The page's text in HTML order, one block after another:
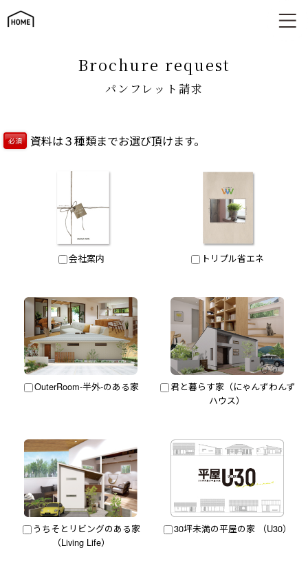
パンフレット請求
brochure request
パンフレット請求
必須 資料は３種類までお選び頂けます。
会社案内 トリプル省エネ
OuterRoom-半外-のある家
君と暮らす家（にゃんずわんず
ハウス）
うちそとリビングのある家
（Living Life）
30坪未満の平屋の家 （U30）